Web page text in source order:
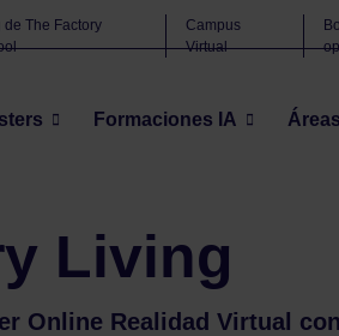
Formaciones IA
de The Factory
Campus
Virtual
Living
Online Realidad Virtual